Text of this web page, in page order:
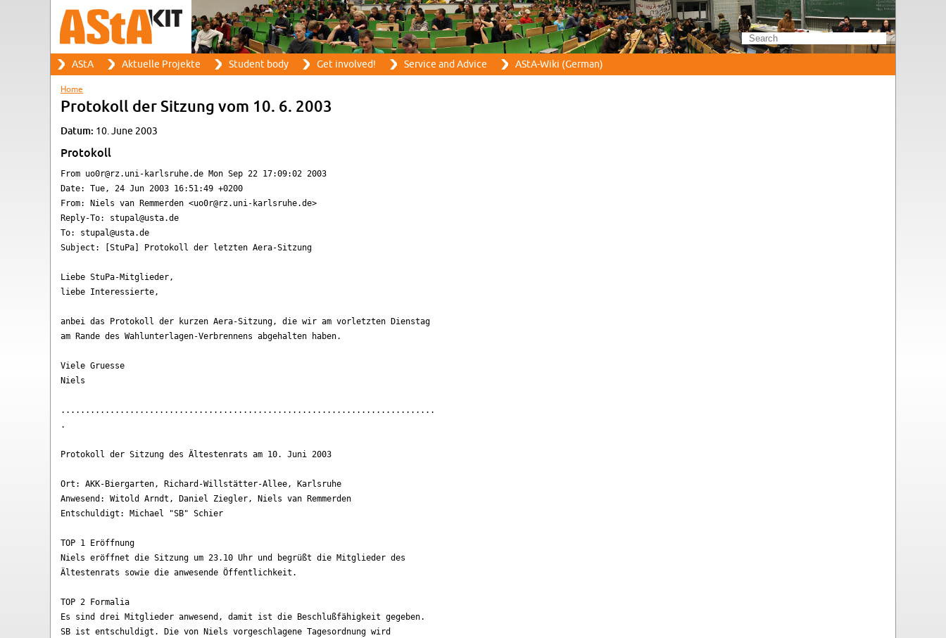
Skip to main content
Search form
Search
Main menu
AStA Ak­tuelle Pro­jekte Stu­dent body Get in­volved! Ser­vice and Ad­vice AStA-Wiki (Ger­man)
You are here
Home
Pro­tokoll der Sitzung vom 10. 6. 2003
Datum: 10. June 2003
Pro­tokoll
From uo0r@rz.uni-karlsruhe.de Mon Sep 22 17:09:02 2003
Date: Tue, 24 Jun 2003 16:51:49 +0200
From: Niels van Remmerden <uo0r@rz.uni-karlsruhe.de>
Reply-To: stupal@usta.de
To: stupal@usta.de
Subject: [StuPa] Protokoll der letzten Aera-Sitzung
Liebe StuPa-Mitglieder,
liebe Interessierte,
anbei das Protokoll der kurzen Aera-Sitzung, die wir am vorletzten Dienstag
am Rande des Wahlunterlagen-Verbrennens abgehalten haben.
Viele Gruesse
Niels
............................................................................
.
Protokoll der Sitzung des Ältestenrats am 10. Juni 2003
Ort: AKK-Biergarten, Richard-Willstätter-Allee, Karlsruhe
Anwesend: Witold Arndt, Daniel Ziegler, Niels van Remmerden
Entschuldigt: Michael "SB" Schier
TOP 1 Eröffnung
Niels eröffnet die Sitzung um 23.10 Uhr und begrüßt die Mitglieder des
Ältestenrats sowie die anwesende Öffentlichkeit.
TOP 2 Formalia
Es sind drei Mitglieder anwesend, damit ist die Beschlußfähigkeit gegeben.
SB ist entschuldigt. Die von Niels vorgeschlagene Tagesordnung wird